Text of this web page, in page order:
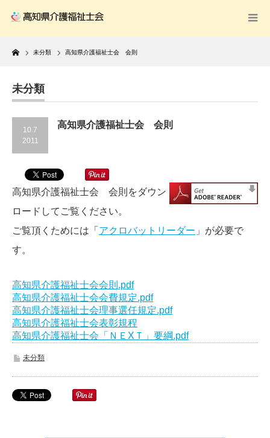
Home
未分類 高知県介護福祉士会 会則
未分類
10.7
2011
高知県介護福祉士会 会則
高知県介護福祉士会 会則をダウン
ロードしてご覧ください。
ご覧頂くためには「 アクロバットリーダー 」が必要で
す。
高知県介護福祉士会会則.pdf
高知県介護福祉士会会費規定.pdf
高知県介護福祉士会理事選任規定.pdf
高知県介護福祉士会表彰規程
高知県介護福祉士会「ＮＥXＴ」要綱.pdf
未分類